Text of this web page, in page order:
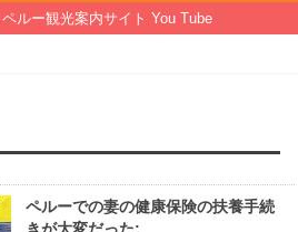
ルー観光案内サイト You Tube
ペルーでの妻の健康保険の扶養手続